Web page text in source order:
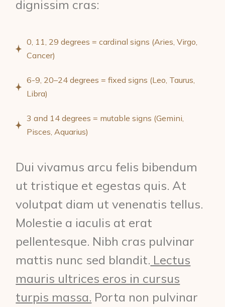
dignissim cras:
0, 11, 29 degrees = cardinal signs (Aries, Virgo,
Cancer)
6-9, 20–24 degrees = fixed signs (Leo, Taurus,
Libra)
3 and 14 degrees = mutable signs (Gemini,
Pisces, Aquarius)
Dui vivamus arcu felis bibendum
ut tristique et egestas quis. At
volutpat diam ut venenatis tellus.
Molestie a iaculis at erat
pellentesque. Nibh cras pulvinar
mattis nunc sed blandit. Lectus
mauris ultrices eros in cursus
turpis massa. Porta non pulvinar